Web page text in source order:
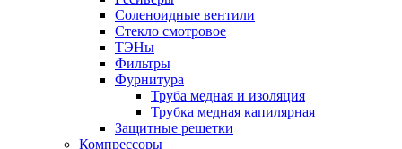
Соленоидные вентили
Стекло смотровое
ТЭНы
Фильтры
Фурнитура
Труба медная и изоляция
Трубка медная капилярная
Защитные решетки
Компрессоры